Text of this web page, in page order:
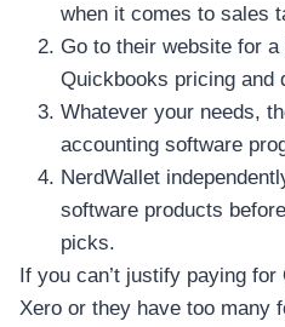
when it comes to sales
Go to their website for
Quickbooks pricing and
Whatever your needs,
accounting software
NerdWallet
software products
picks.
If you can’t justify paying
Xero or they have too many